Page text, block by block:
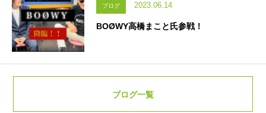
ブログ 2023.06.14
BOØWY高橋まこと氏参戦！
ブログ一覧